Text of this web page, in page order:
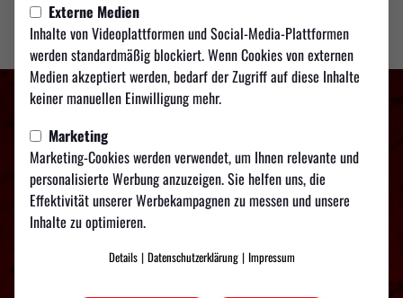
Externe Medien
Inhalte von Videoplattformen und Social-Media-Plattformen
werden standardmäßig blockiert. Wenn Cookies von externen
Medien akzeptiert werden, bedarf der Zugriff auf diese Inhalte
keiner manuellen Einwilligung mehr.
Marketing
Marketing-Cookies werden verwendet, um Ihnen relevante und
personalisierte Werbung anzuzeigen. Sie helfen uns, die
Effektivität unserer Werbekampagnen zu messen und unsere
Inhalte zu optimieren.
Details | Datenschutzerklärung | Impressum